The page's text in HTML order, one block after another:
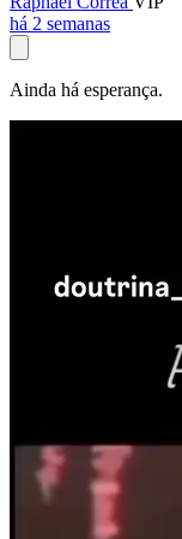
há 2 semanas
Ainda há esperança.